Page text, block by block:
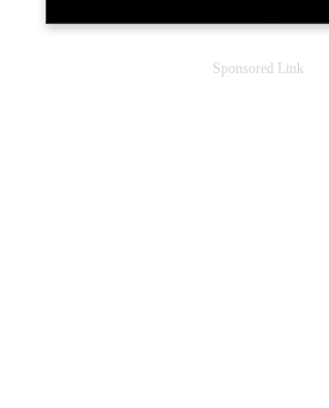
Sponsored Link